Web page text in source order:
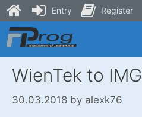
Skip
to
content
WienTek to IMG
30.03.2018 by alexk76
Entry Register